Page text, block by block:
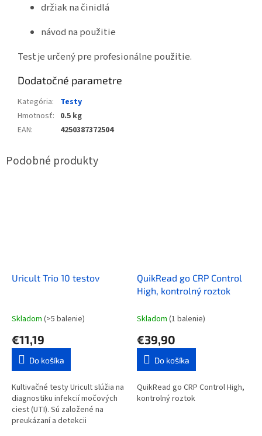
držiak na činidlá
návod na použitie
Test je určený pre profesionálne použitie.
Dodatočné parametre
Kategória:
Testy
Hmotnosť: 0.5 kg
EAN: 4250387372504
Uricult Trio 10 testov
Skladom (>5 balenie)
€11,19
Do košíka
Kultivačné testy Uricult slúžia na
diagnostiku infekcií močových
ciest (UTI). Sú založené na
preukázaní a detekcii
QuikRead go CRP Control
High, kontrolný roztok
Skladom (1 balenie)
€39,90
Do košíka
QuikRead go CRP Control High,
kontrolný roztok